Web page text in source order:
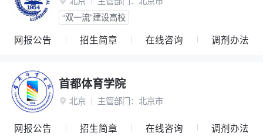
“双一流”建设高校
网报公告 招生简章 在线咨询 调剂办法
首都体育学院
 北京 主管部门： 北京市
网报公告 招生简章 在线咨询 调剂办法